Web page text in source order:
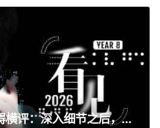
6大品牌手机无障碍横评：深入细节之后，似乎只有苹果能挺住？｜ 看见2026